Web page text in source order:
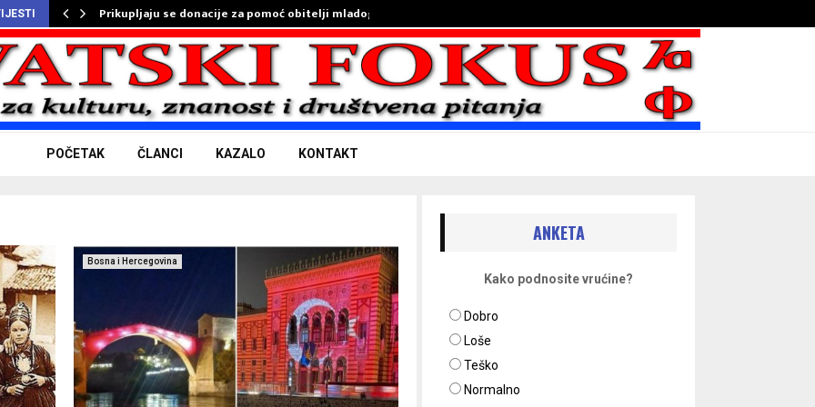
Prikupljaju se donacije za pomoć obitelji mladog…
POČETAK ČLANCI KAZALO KONTAKT
Bosna i Hercegovina
ANKETA
Kako podnosite vrućine?
Dobro
Loše
Teško
Normalno